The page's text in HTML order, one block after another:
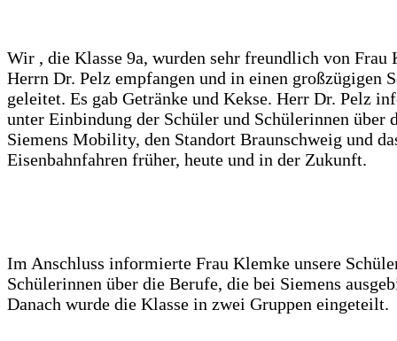
Wir , die Klasse 9a, wurden sehr freundlich von Frau
Herrn Dr. Pelz empfangen und in einen großzügigen
geleitet. Es gab Getränke und Kekse. Herr Dr. Pelz
unter Einbindung der Schüler und Schülerinnen über
Siemens Mobility, den Standort Braunschweig und
Eisenbahnfahren früher, heute und in der Zukunft.
Im Anschluss informierte Frau Klemke unsere
Schülerinnen über die Berufe, die bei Siemens
Danach wurde die Klasse in zwei Gruppen eingeteilt.